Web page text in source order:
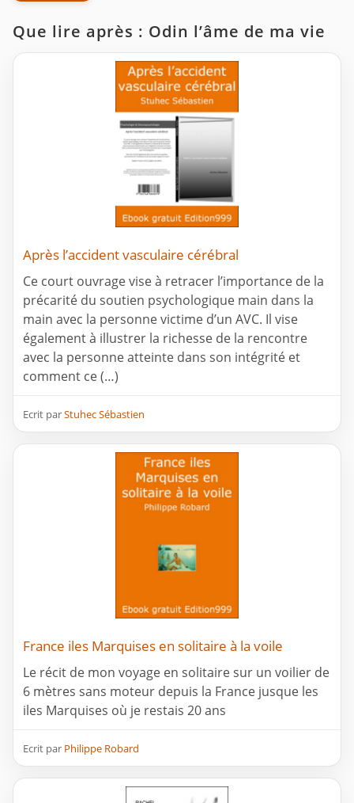
Que lire après : Odin l’âme de ma vie
Après l’accident vasculaire cérébral
Ce court ouvrage vise à retracer l’importance de la
précarité du soutien psychologique main dans la
main avec la personne victime d’un AVC. Il vise
également à illustrer la richesse de la rencontre
avec la personne atteinte dans son intégrité et
comment ce (…)
Ecrit parStuhec Sébastien
France iles Marquises en solitaire à la voile
Le récit de mon voyage en solitaire sur un voilier de
6 mètres sans moteur depuis la France jusque les
iles Marquises où je restais 20 ans
Ecrit par Philippe Robard